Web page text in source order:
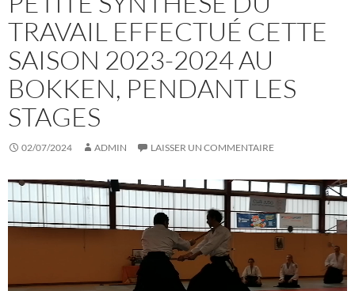
TRAVAIL EFFECTUÉ CETTE
SAISON 2023-2024 AU
BOKKEN, PENDANT LES
STAGES
02/07/2024 ADMIN LAISSER UN COMMENTAIRE